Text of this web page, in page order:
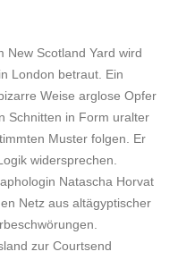
New Scotland Yard wird
London betraut. Ein
Weise arglose Opfer
Schnitten in Form uralter
Muster folgen. Er
widersprechen.
Natascha Horvat
Netz aus altägyptischer
zur Courtsend